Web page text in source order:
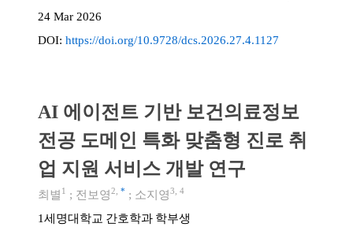
24 Mar 2026
DOI: https://doi.org/10.9728/dcs.2026.27.4.1127
AI 에이전트 기반 보건의료정보
전공 도메인 특화 맞춤형 진로 취
업 지원 서비스 개발 연구
최별 1 ; 전보영2 * ; 소지영3 4
1세명대학교 간호학과 학부생